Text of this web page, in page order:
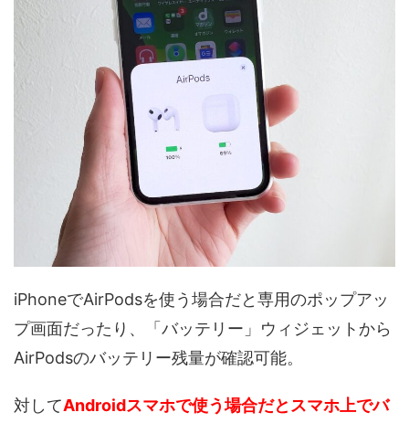
iPhoneでAirPodsを使う場合だと専用のポップアッ
プ画面だったり、「バッテリー」ウィジェットから
AirPodsのバッテリー残量が確認可能。
対してAndroidスマホで使う場合だとスマホ上でバ